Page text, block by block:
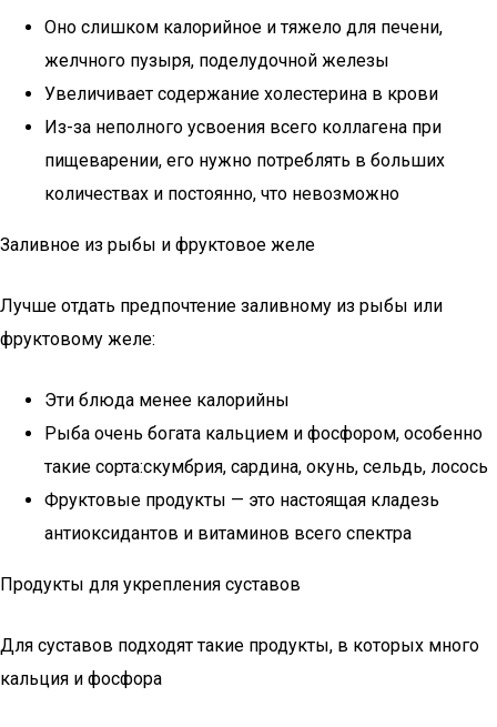
Оно слишком калорийное и тяжело для печени,
желчного пузыря, поделудочной железы
Увеличивает содержание холестерина в крови
Из-за неполного усвоения всего коллагена при
пищеварении, его нужно потреблять в больших
количествах и постоянно, что невозможно
Заливное из рыбы и фруктовое желе
Лучше отдать предпочтение заливному из рыбы или
фруктовому желе:
Эти блюда менее калорийны
Рыба очень богата кальцием и фосфором, особенно
такие сорта:скумбрия, сардина, окунь, сельдь, лосось
Фруктовые продукты — это настоящая кладезь
антиоксидантов и витаминов всего спектра
Продукты для укрепления суставов
Для суставов подходят такие продукты, в которых много
кальция и фосфора